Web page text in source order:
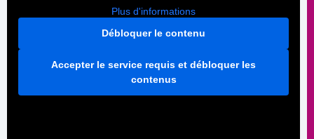
Plus d'informations
Débloquer le contenu
Accepter le service requis et débloquer les
contenus